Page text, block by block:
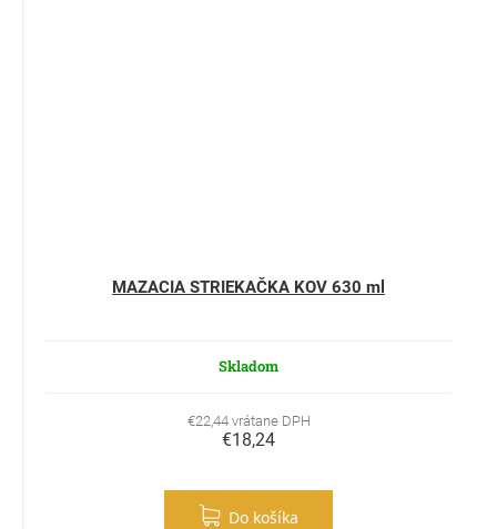
MAZACIA STRIEKAČKA KOV 630 ml
Skladom
€22,44 vrátane DPH
€18,24
Do košíka